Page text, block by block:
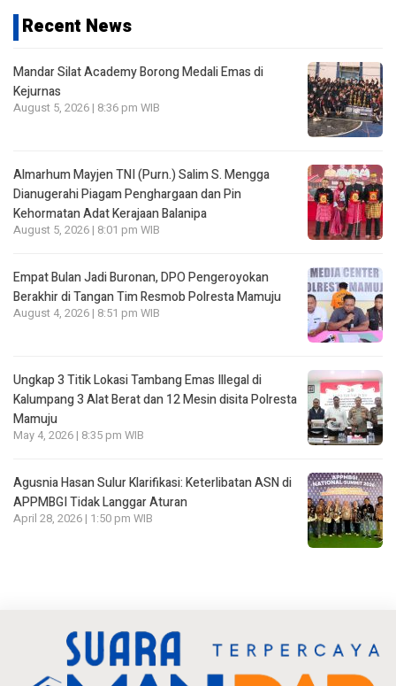
Recent News
Mandar Silat Academy Borong Medali Emas di
Kejurnas
August 5, 2026 | 8:36 pm WIB
Almarhum Mayjen TNI (Purn.) Salim S. Mengga
Dianugerahi Piagam Penghargaan dan Pin
Kehormatan Adat Kerajaan Balanipa
August 5, 2026 | 8:01 pm WIB
Empat Bulan Jadi Buronan, DPO Pengeroyokan
Berakhir di Tangan Tim Resmob Polresta Mamuju
August 4, 2026 | 8:51 pm WIB
Ungkap 3 Titik Lokasi Tambang Emas Illegal di
Kalumpang 3 Alat Berat dan 12 Mesin disita Polresta
Mamuju
May 4, 2026 | 8:35 pm WIB
Agusnia Hasan Sulur Klarifikasi: Keterlibatan ASN di
APPMBGI Tidak Langgar Aturan
April 28, 2026 | 1:50 pm WIB